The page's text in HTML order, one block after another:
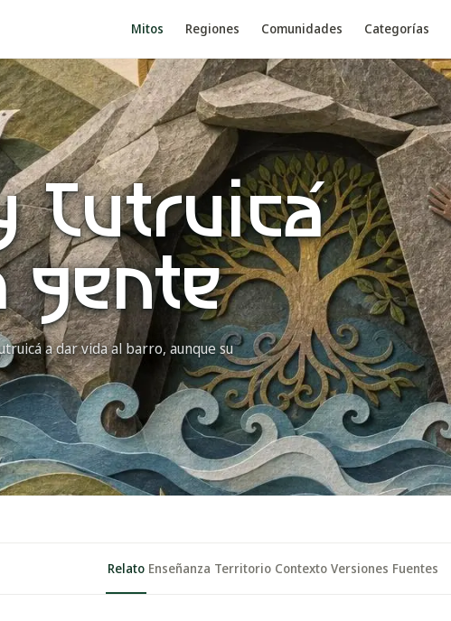
Mitos Regiones Comunidades Categorías
Tutruicá
gente
a dar vida al barro, aunque su
Relato Enseñanza Territorio Contexto Versiones Fuentes